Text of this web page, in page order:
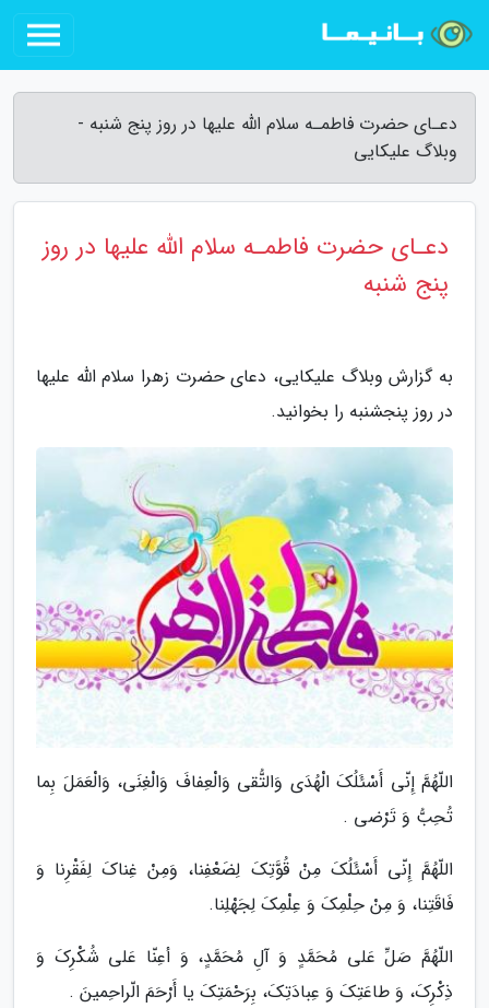
دعـای حضرت فاطمـه سلام الله علیها در روز پنج شنبه -
وبلاگ علیکایی
دعـای حضرت فاطمـه سلام الله علیها در روز
پنج شنبه
به گزارش وبلاگ علیکایی، دعای حضرت زهرا سلام الله علیها
در روز پنجشنبه را بخوانید.
اللّهُمَّ إِنّی أَسْئَلُکَ الْهُدَی وَالتُّقی وَالْعِفافَ وَالْغِنَی، وَالْعَمَلَ بِما
تُحِبُّ وَ تَرْضی .
اللّهُمَّ إِنّی أَسْئَلُکَ مِنْ قُوَّتِکَ لِضَعْفِنا، وَمِنْ غِناکَ لِفَقْرِنا وَ
فَاقَتِنا، وَ مِنْ حِلْمِکَ وَ عِلْمِکَ لِجَهْلِنا.
اللّهُمَّ صَلِّ عَلی مُحَمَّدٍ وَ آلِ مُحَمَّدٍ، وَ أعِنّا عَلی شُکْرِکَ وَ
ذِکْرِکَ، وَ طاعَتِکَ وَ عِبادَتِکَ، بِرَحْمَتِکَ یا أَرْحَمَ الّراحِمینَ .